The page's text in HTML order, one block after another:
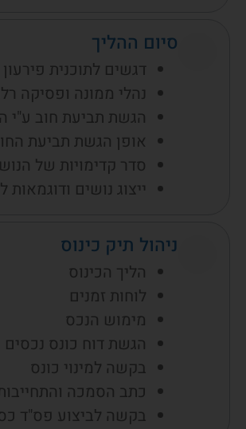
סיום ההליך
דגשים לתוכנית פירעון
נהלי ממונה ופסיקה
הגשת תביעת חוב ע"י
אופן הגשת תביעת
סדר קדימויות של
ייצוג נושים ודוגמאות
ניהול תיק כינוס
הליך הכינוס
לוחות זמנים
מימוש הנכס
הגשת דוח כונס נכסים
בקשה למינוי כונס
כתב הסמכה
בקשה לביצוע פס"ד